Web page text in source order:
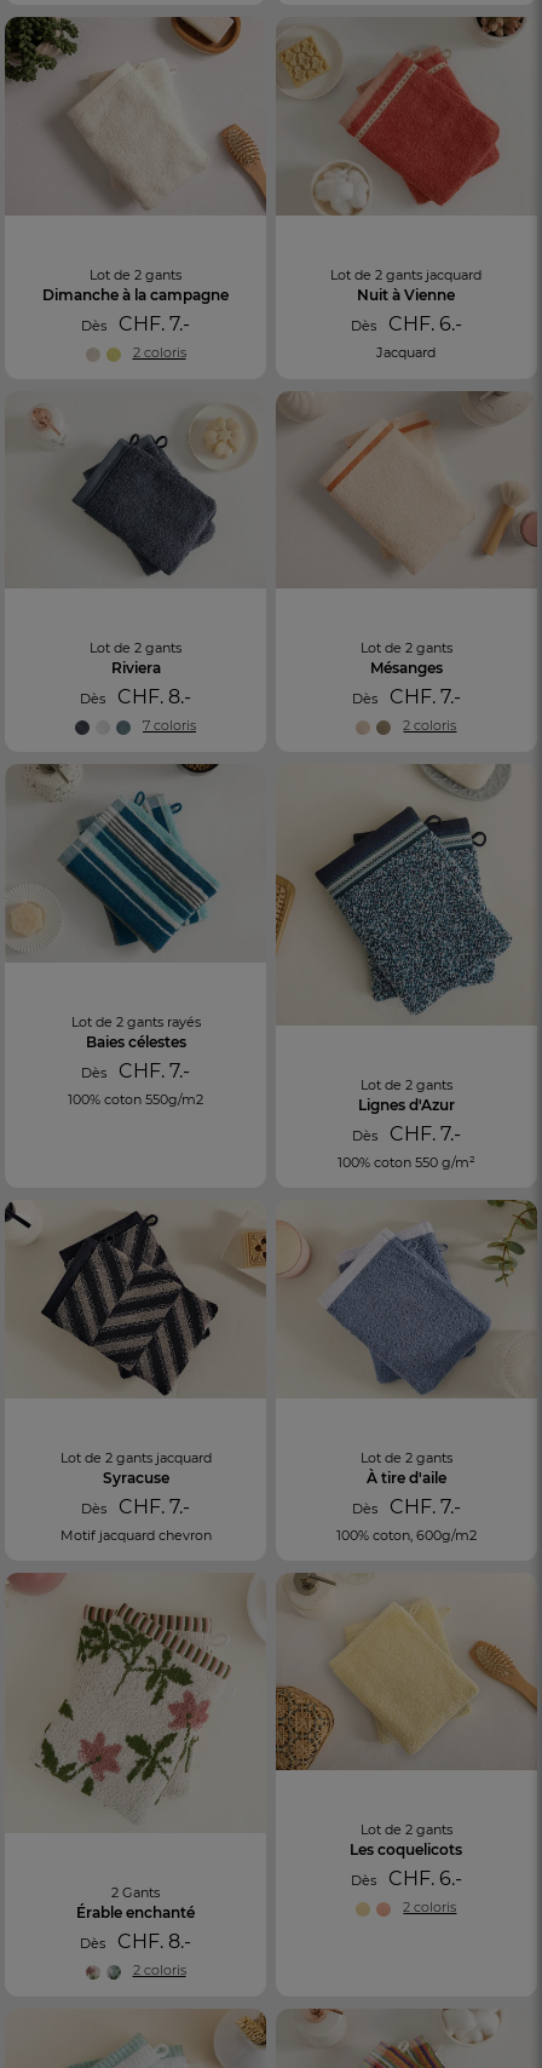
Lot de 2 gants
Dimanche à la campagne
Dès CHF. 7.-
2 coloris
Lot de 2 gants jacquard
Nuit à Vienne
Dès CHF. 6.-
Jacquard
Lot de 2 gants
Riviera
Dès CHF. 8.-
7 coloris
Lot de 2 gants
Mésanges
Dès CHF. 7.-
2 coloris
Lot de 2 gants rayés
Baies célestes
Dès CHF. 7.-
100% coton 550g/m2
Lot de 2 gants
Lignes d'Azur
Dès CHF. 7.-
100% coton 550 g/m²
Lot de 2 gants jacquard
Syracuse
Dès CHF. 7.-
Motif jacquard chevron
Lot de 2 gants
À tire d'aile
Dès CHF. 7.-
100% coton, 600g/m2
2 Gants
Érable enchanté
Dès CHF. 8.-
2 coloris
Lot de 2 gants
Les coquelicots
Dès CHF. 6.-
2 coloris